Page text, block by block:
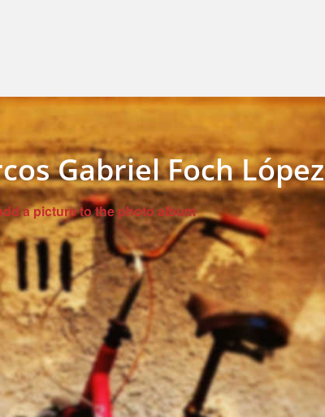
Gabriel Foch López
a picture to the photo album